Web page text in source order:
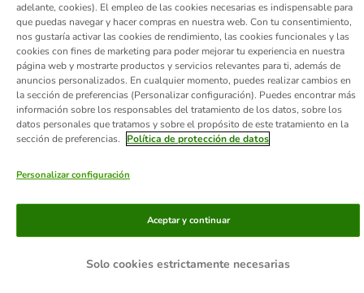
© zooplus SE 2026
adelante, cookies). El empleo de las cookies necesarias es indispensable para
que puedas navegar y hacer compras en nuestra web. Con tu consentimiento,
nos gustaría activar las cookies de rendimiento, las cookies funcionales y las
cookies con fines de marketing para poder mejorar tu experiencia en nuestra
página web y mostrarte productos y servicios relevantes para ti, además de
anuncios personalizados. En cualquier momento, puedes realizar cambios en
la sección de preferencias (Personalizar configuración). Puedes encontrar más
información sobre los responsables del tratamiento de los datos, sobre los
datos personales que tratamos y sobre el propósito de este tratamiento en la
sección de preferencias.
Política de protección de datos
Personalizar configuración
Solo cookies estrictamente necesarias
Aceptar y continuar